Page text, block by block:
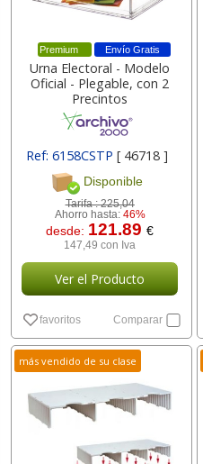
Envío Gratis
Premium
Urna Electoral - Modelo
Oficial - Plegable, con 2
Precintos
Ref: 6158CSTP[ 46718 ]
Disponible
Tarifa :225,04
Ahorro hasta: 46%
desde: 121.89€
147,49 con Iva
Ver el Producto
favoritos Comparar
más vendido de su clase